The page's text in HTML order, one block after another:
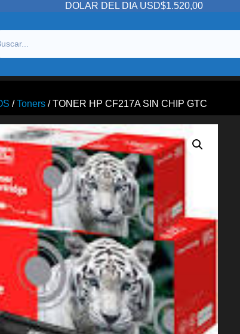
DOLAR DEL DIA USD$1.520,00
/Toners / TONER HP CF217A SIN CHIP GTC